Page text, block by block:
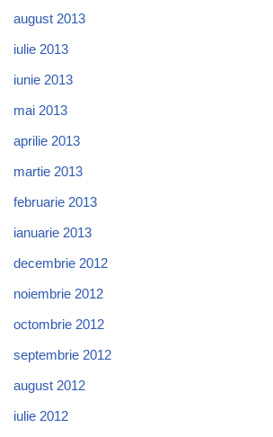
august 2013
iulie 2013
iunie 2013
mai 2013
aprilie 2013
martie 2013
februarie 2013
ianuarie 2013
decembrie 2012
noiembrie 2012
octombrie 2012
septembrie 2012
august 2012
iulie 2012